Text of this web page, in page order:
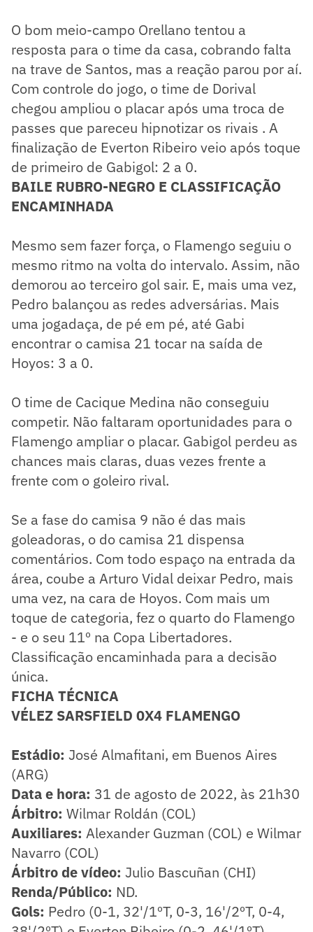
O bom meio-campo Orellano tentou a
resposta para o time da casa, cobrando falta
na trave de Santos, mas a reação parou por aí.
Com controle do jogo, o time de Dorival
chegou ampliou o placar após uma troca de
passes que pareceu hipnotizar os rivais . A
finalização de Everton Ribeiro veio após toque
de primeiro de Gabigol: 2 a 0.
BAILE RUBRO-NEGRO E CLASSIFICAÇÃO
ENCAMINHADA
Mesmo sem fazer força, o Flamengo seguiu o
mesmo ritmo na volta do intervalo. Assim, não
demorou ao terceiro gol sair. E, mais uma vez,
Pedro balançou as redes adversárias. Mais
uma jogadaça, de pé em pé, até Gabi
encontrar o camisa 21 tocar na saída de
Hoyos: 3 a 0.
O time de Cacique Medina não conseguiu
competir. Não faltaram oportunidades para o
Flamengo ampliar o placar. Gabigol perdeu as
chances mais claras, duas vezes frente a
frente com o goleiro rival.
Se a fase do camisa 9 não é das mais
goleadoras, o do camisa 21 dispensa
comentários. Com todo espaço na entrada da
área, coube a Arturo Vidal deixar Pedro, mais
uma vez, na cara de Hoyos. Com mais um
toque de categoria, fez o quarto do Flamengo
- e o seu 11º na Copa Libertadores.
Classificação encaminhada para a decisão
única.
FICHA TÉCNICA
VÉLEZ SARSFIELD 0X4 FLAMENGO
Estádio: José Almafitani, em Buenos Aires
(ARG)
Data e hora: 31 de agosto de 2022, às 21h30
Árbitro: Wilmar Roldán (COL)
Auxiliares: Alexander Guzman (COL) e Wilmar
Navarro (COL)
Árbitro de vídeo: Julio Bascuñan (CHI)
Renda/Público: ND.
Gols: Pedro (0-1, 32'/1ºT, 0-3, 16'/2ºT, 0-4,